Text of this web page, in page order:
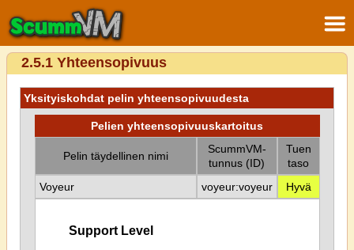
2.5.1 Yhteensopivuus
Yksityiskohdat pelin yhteensopivuudesta
Pelien yhteensopivuuskartoitus
Pelin täydellinen nimi
ScummVM-
tunnus (ID)
Tuen
taso
Voyeur
voyeur:voyeur Hyvä
Support Level